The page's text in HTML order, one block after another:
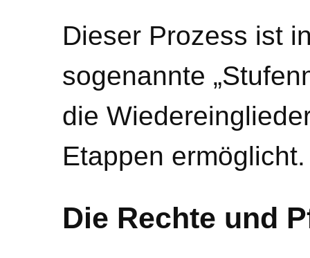
Dieser Prozess ist
sogenannte
die
Etappen ermöglicht.
Die Rechte und